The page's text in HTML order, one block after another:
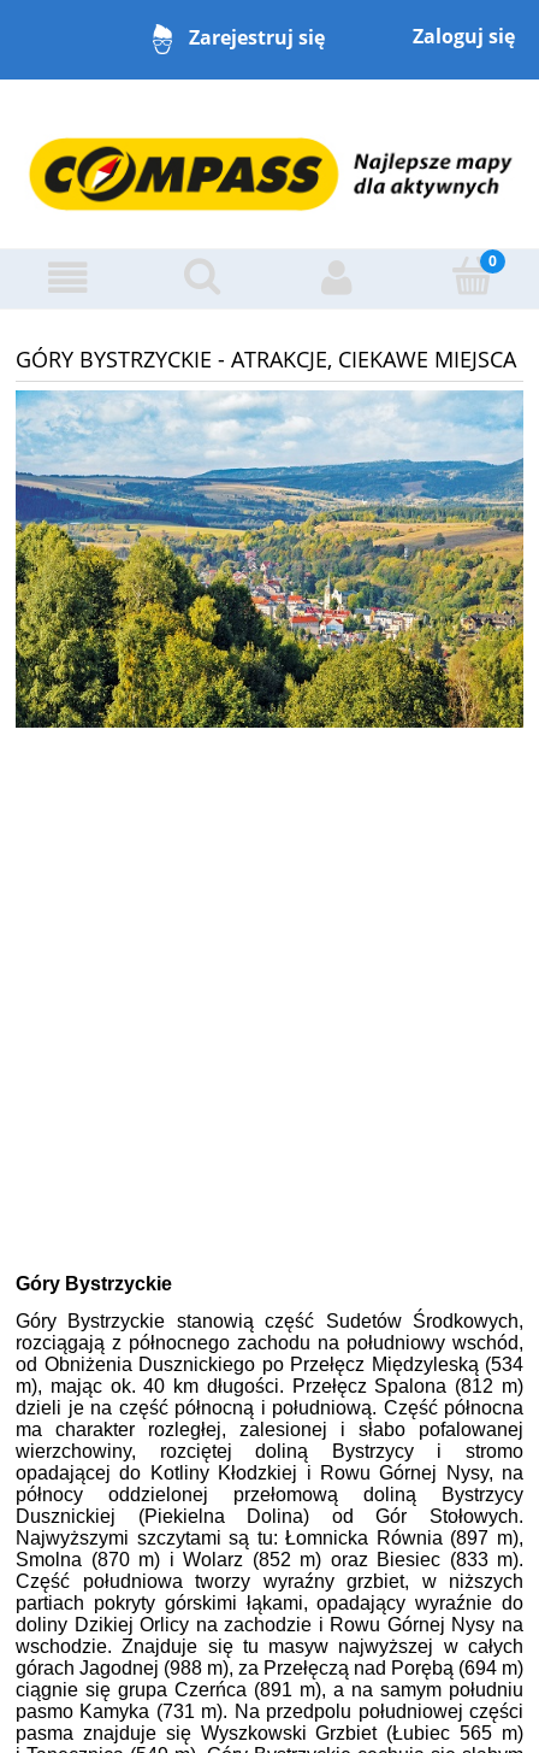
Zarejestruj się Zaloguj się
GÓRY BYSTRZYCKIE - ATRAKCJE, CIEKAWE MIEJSCA
Góry Bystrzyckie
Góry Bystrzyckie stanowią część Sudetów Środkowych,
rozciągają z północnego zachodu na południowy wschód,
od Obniżenia Dusznickiego po Przełęcz Międzyleską (534
m), mając ok. 40 km długości. Przełęcz Spalona (812 m)
dzieli je na część północną i południową. Część północna
ma charakter rozległej, zalesionej i słabo pofalowanej
wierzchowiny, rozciętej doliną Bystrzycy i stromo
opadającej do Kotliny Kłodzkiej i Rowu Górnej Nysy, na
północy oddzielonej przełomową doliną Bystrzycy
Dusznickiej (Piekielna Dolina) od Gór Stołowych.
Najwyższymi szczytami są tu: Łomnicka Równia (897 m),
Smolna (870 m) i Wolarz (852 m) oraz Biesiec (833 m).
Część południowa tworzy wyraźny grzbiet, w niższych
partiach pokryty górskimi łąkami, opadający wyraźnie do
doliny Dzikiej Orlicy na zachodzie i Rowu Górnej Nysy na
wschodzie. Znajduje się tu masyw najwyższej w całych
górach Jagodnej (988 m), za Przełęczą nad Porębą (694 m)
ciągnie się grupa Czerńca (891 m), a na samym południu
pasmo Kamyka (731 m). Na przedpolu południowej części
pasma znajduje się Wyszkowski Grzbiet (Łubiec 565 m)